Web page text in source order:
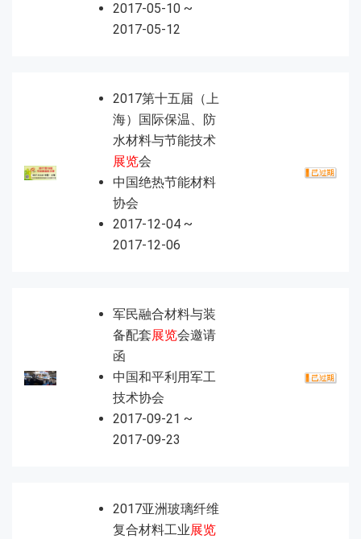
2017-05-10 ~
2017-05-12
2017第十五届（上
海）国际保温、防
水材料与节能技术
展览会
中国绝热节能材料
协会
2017-12-04 ~
2017-12-06
军民融合材料与装
备配套展览会邀请
函
中国和平利用军工
技术协会
2017-09-21 ~
2017-09-23
2017亚洲玻璃纤维
复合材料工业展览